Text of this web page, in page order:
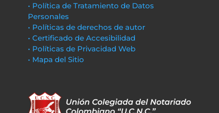
• Política de Tratamiento de Datos
Personales
• Políticas de derechos de autor
• Certificado de Accesibilidad
• Políticas de Privacidad Web
• Mapa del Sitio